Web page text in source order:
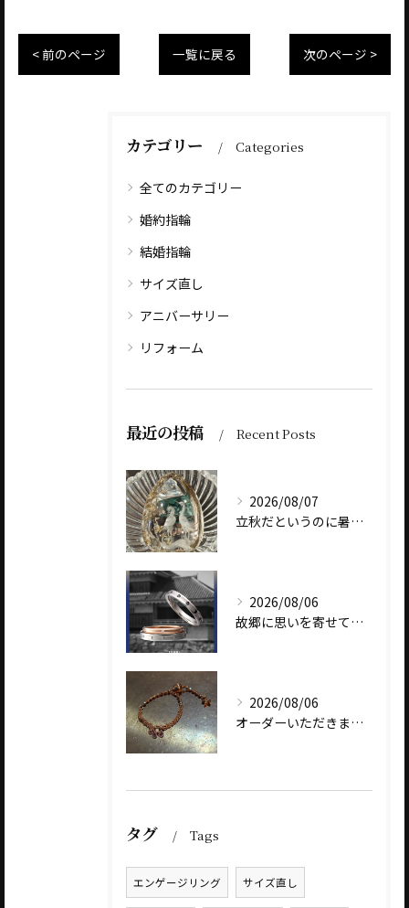
< 前のページ 一覧に戻る 次のページ >
カテゴリー Categories
全てのカテゴリー
婚約指輪
結婚指輪
サイズ直し
アニバーサリー
リフォーム
最近の投稿 Recent Posts
2026/08/07
立秋だというのに暑いですね
2026/08/06
故郷に思いを寄せて～オリジナルブランド【Shinano(しな...
2026/08/06
オーダーいただきました、AbHeri 『dew 露』の新作で...
タグ Tags
エンゲージリング サイズ直し